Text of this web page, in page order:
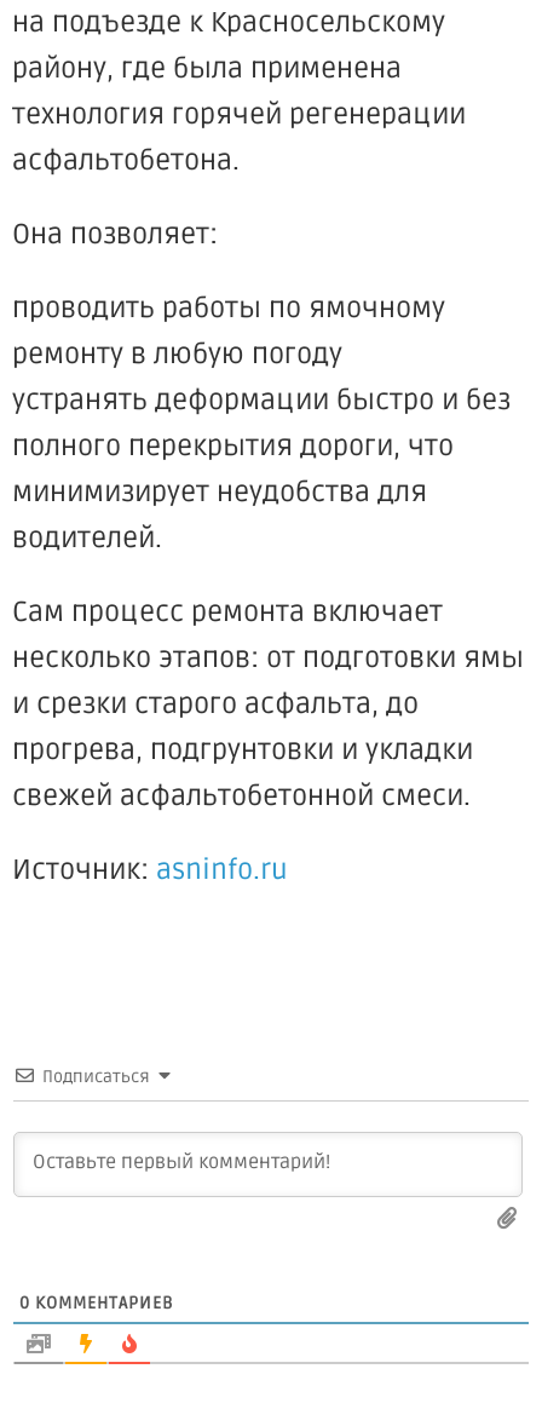
на подъезде к Красносельскому
району, где была применена
технология горячей регенерации
асфальтобетона.
Она позволяет:
проводить работы по ямочному
ремонту в любую погоду
устранять деформации быстро и без
полного перекрытия дороги, что
минимизирует неудобства для
водителей.
Сам процесс ремонта включает
несколько этапов: от подготовки ямы
и срезки старого асфальта, до
прогрева, подгрунтовки и укладки
свежей асфальтобетонной смеси.
Источник: asninfo.ru
Подписаться
0 КОММЕНТАРИЕВ